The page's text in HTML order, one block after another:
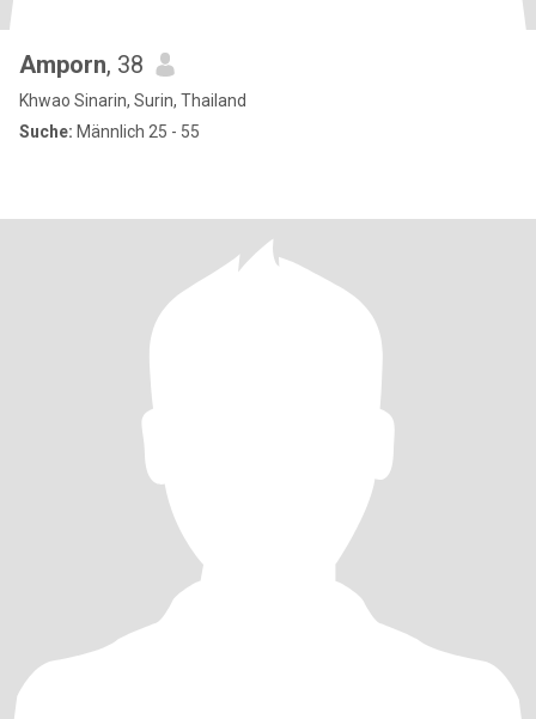
Amporn​, 38
Khwao Sinarin, Surin, Thailand
Suche: Männlich 25 - 55